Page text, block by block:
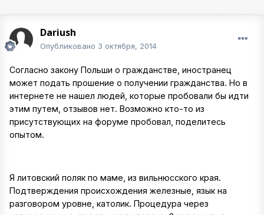
Dariush
Опубликовано 3 октября, 2014
Согласно закону Польши о гражданстве, иностранец
может подать прошение о получении гражданства. Но в
интернете не нашел людей, которые пробовали бы идти
этим путем, отзывов нет. Возможно кто-то из
присутствующих на форуме пробовал, поделитесь
опытом.
Я литовский поляк по маме, из вильнюсского края.
Подтверждения происхождения железные, язык на
разговором уровне, католик. Процедура через